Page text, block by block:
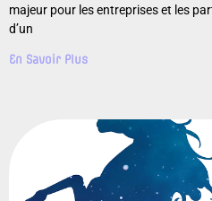
majeur pour les entreprises et les
d’un
En Savoir Plus